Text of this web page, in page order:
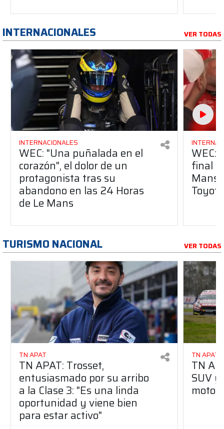
INTERNACIONALES VER TODAS
INTERNACIONALES
WEC: "Una puñalada en el
corazón", el dolor de un
protagonista tras su
abandono en las 24 Horas
de Le Mans
WEC:
final
Mans
TURISMO NACIONAL VER TODAS
TN APAT
TN APAT: Trosset,
entusiasmado por su arribo
a la Clase 3: "Es una linda
oportunidad y viene bien
para estar activo"
TN APAT
TN
SUV